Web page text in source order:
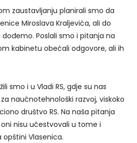
zaustavljanju planirali smo da
Miroslava Kraljevića, ali do
Poslali smo i pitanja na
kabinetu obećali odgovore, ali ih
smo i u Vladi RS, gdje su nas
naučnotehnološki razvoj, viskoko
društvo RS. Na naša pitanja
nisu učestvovali u tome i
Vlasenica.